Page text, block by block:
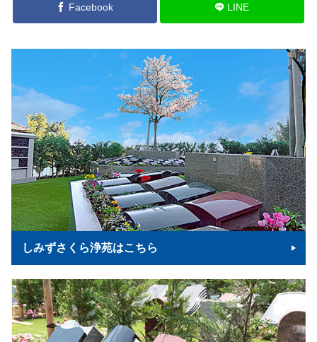
Facebook LINE
しみずさくら浄苑はこちら